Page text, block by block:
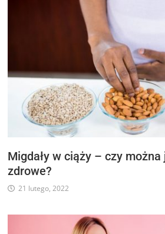
Migdały w ciąży – czy można
zdrowe?
21 lutego, 2022